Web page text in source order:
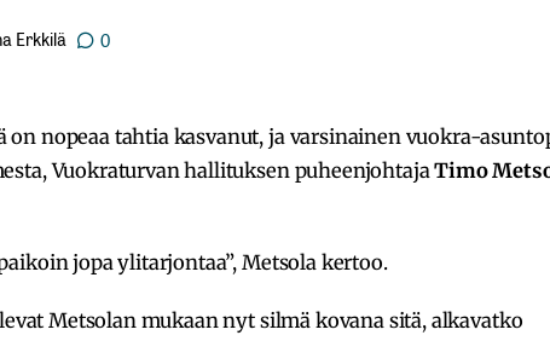
Erkkilä 0
on nopeaa tahtia kasvanut, ja varsinainen vuokra-
Vuokraturvan hallituksen puheenjohtajaTimo
jopa ylitarjontaa”, Metsola kertoo.
Metsolan mukaan nyt silmä kovana sitä, alkavatko